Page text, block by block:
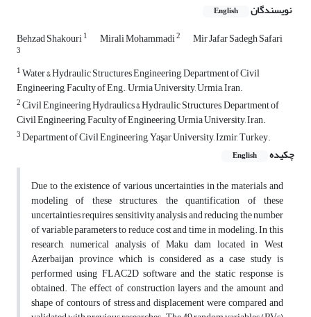
نویسندگان English
Behzad Shakouri1 Mirali Mohammadi2 Mir Jafar Sadegh Safari
3
1Water & Hydraulic Structures Engineering, Department of Civil
Engineering, Faculty of Eng., Urmia University, Urmia, Iran.
2Civil Engineering Hydraulics & Hydraulic Structures, Department of
Civil Engineering, Faculty of Engineering, Urmia University, Iran.
3Department of Civil Engineering, Yaşar University, Izmir, Turkey.
چکیده
English
Due to the existence of various uncertainties in the materials and
modeling of these structures, the quantification of these
uncertainties requires sensitivity analysis and reducing the number
of variable parameters to reduce cost and time in modeling. In this
research, numerical analysis of Maku dam located in West
Azerbaijan province which is considered as a case study is
performed using FLAC2D software and the static response is
obtained. The effect of construction layers and the amount and
shape of contours of stress and displacement were compared and